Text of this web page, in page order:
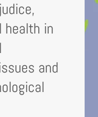
health in
and